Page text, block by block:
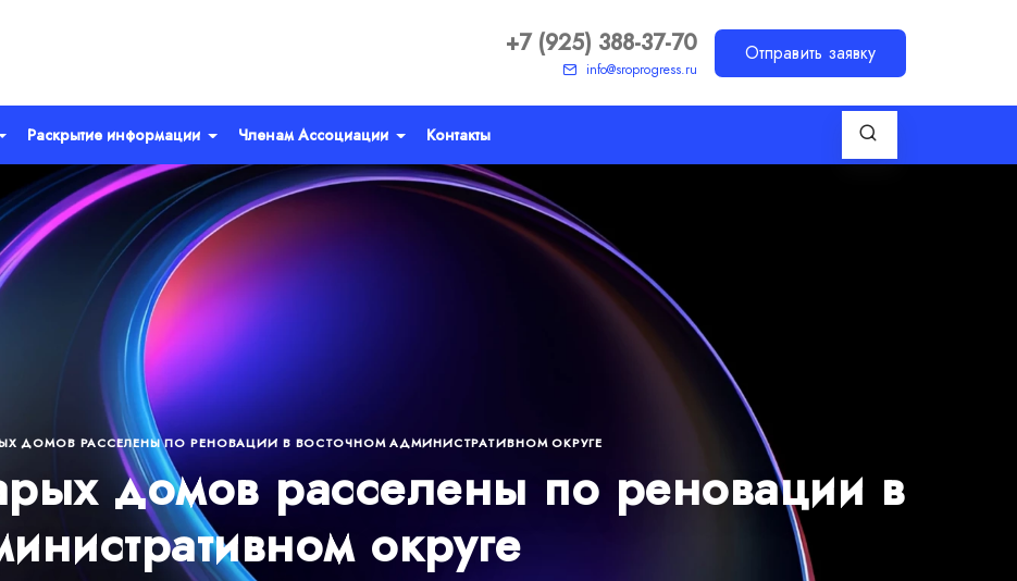
+7 (925) 388-37-70
info@sroprogress.ru
Отправить заявку
Раскрытие информации Членам Ассоциации Контакты
ДОМОВ РАССЕЛЕНЫ ПО РЕНОВАЦИИ В ВОСТОЧНОМ АДМИНИСТРАТИВНОМ ОКРУГЕ
домов расселены по реновации в
округе